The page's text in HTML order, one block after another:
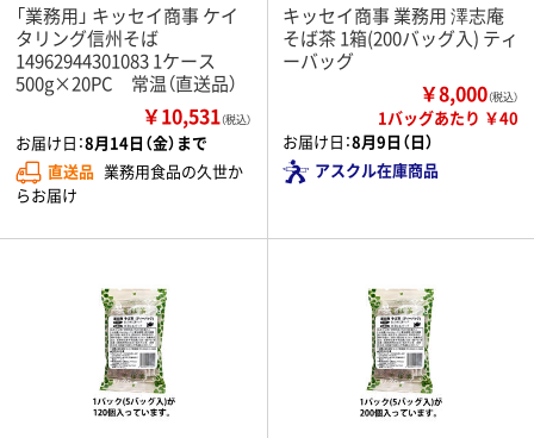
「業務用」 キッセイ商事 ケイ
タリング信州そば
14962944301083 1ケース
500g×20PC 常温（直送品）
￥10,531（税込）
お届け日：8月14日（金）まで
直送品 業務用食品の久世か
らお届け
キッセイ商事 業務用 澤志庵
そば茶 1箱(200バッグ入) ティ
ーバッグ
￥8,000（税込）
1バッグあたり ￥40
お届け日：8月9日（日）
アスクル在庫商品